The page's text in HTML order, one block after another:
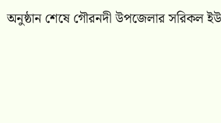
অনুষ্ঠান শেষে গৌরনদী উপজেলার সরিকল